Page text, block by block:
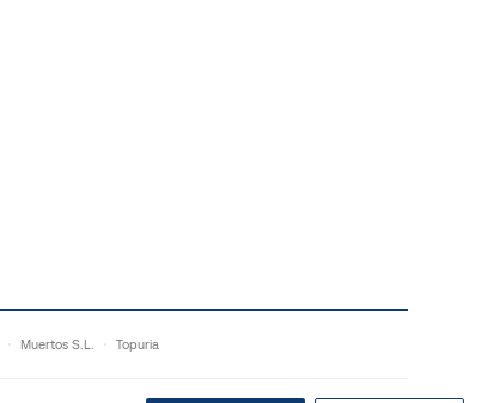
Muertos S.L. Topuria